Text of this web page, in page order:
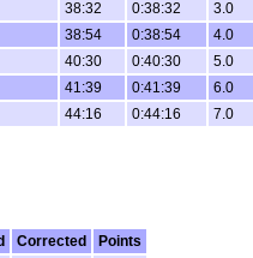
38:32 0:38:32
3.0
38:54 0:38:54
4.0
40:30 0:40:30
5.0
41:39 0:41:39
6.0
44:16 0:44:16 7.0
Corrected
Points